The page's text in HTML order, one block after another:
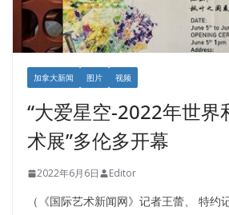
加拿大新闻 图片 视频
“大爱星空-2022年世界
术展”多伦多开幕
2022年6月6日 Editor
（《国际艺术新闻网》记者王蕾、 特约